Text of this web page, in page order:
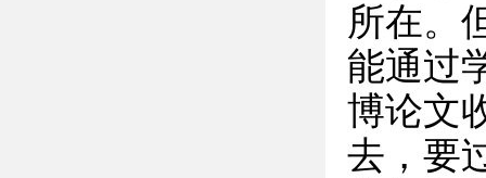
所在。
能通过
博论文
去，要